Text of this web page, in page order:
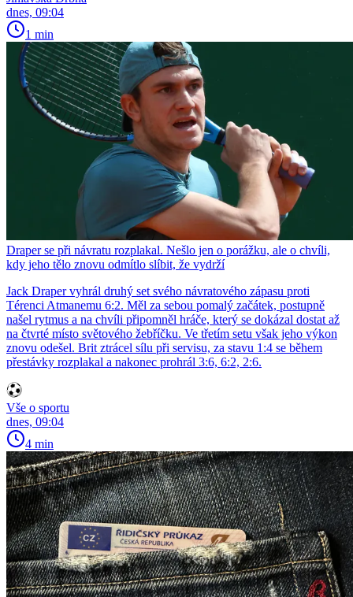
dnes, 09:04
1 min
Draper se při návratu rozplakal. Nešlo jen o porážku, ale o chvíli,
kdy jeho tělo znovu odmítlo slíbit, že vydrží
Jack Draper vyhrál druhý set svého návratového zápasu proti
Térenci Atmanemu 6:2. Měl za sebou pomalý začátek, postupně
našel rytmus a na chvíli připomněl hráče, který se dokázal dostat až
na čtvrté místo světového žebříčku. Ve třetím setu však jeho výkon
znovu odešel. Brit ztrácel sílu při servisu, za stavu 1:4 se během
přestávky rozplakal a nakonec prohrál 3:6, 6:2, 2:6.
Vše o sportu
dnes, 09:04
4 min